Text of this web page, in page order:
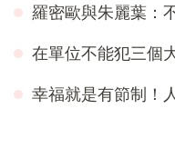
羅密歐與朱麗葉：
在單位不能犯三個
幸福就是有節制！